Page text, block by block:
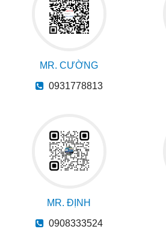
MR. CƯỜNG
0931778813
MR. ĐỊNH
0908333524